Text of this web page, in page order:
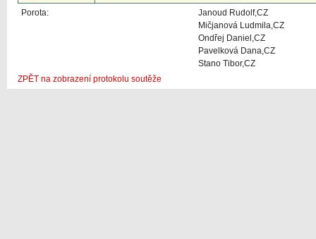
Porota:
Janoud Rudolf,CZ
Mičjanová Ludmila,CZ
Ondřej Daniel,CZ
Pavelková Dana,CZ
Stano Tibor,CZ
ZPĚT na zobrazení protokolu soutěže